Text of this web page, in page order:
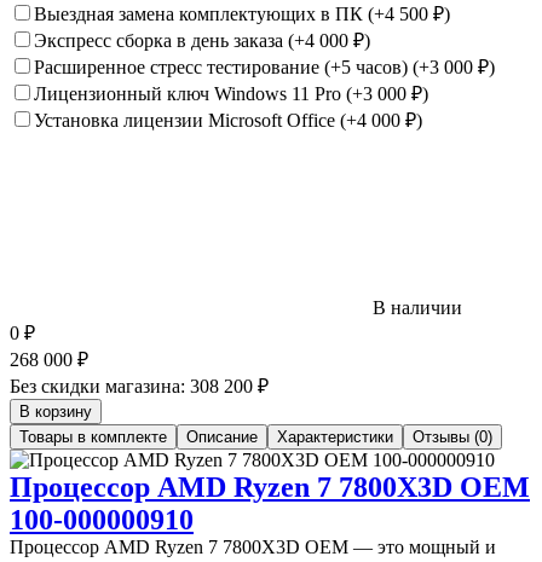
Выездная замена комплектующих в ПК (+4 500 ₽)
Экспресс сборка в день заказа (+4 000 ₽)
Расширенное стресс тестирование (+5 часов) (+3 000 ₽)
Лицензионный ключ Windows 11 Pro (+3 000 ₽)
Установка лицензии Microsoft Office (+4 000 ₽)
В наличии
0 ₽
268 000 ₽
Без скидки магазина: 308 200 ₽
В корзину
Товары в комплекте
Описание Характеристики Отзывы (0)
Процессор AMD Ryzen 7 7800X3D OEM
100-000000910
Процессор AMD Ryzen 7 7800X3D OEM — это мощный и